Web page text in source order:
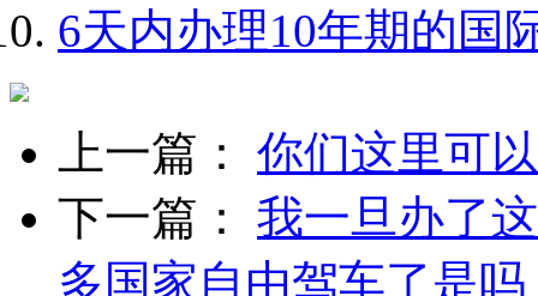
6天内办理10年期的国
上一篇： 你们这里可
下一篇： 我一旦办了
多国家自由驾车了是吗